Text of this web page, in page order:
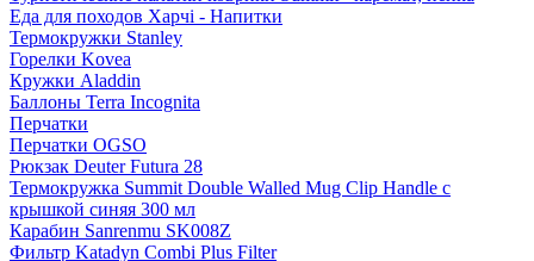
Еда для походов Харчі - Напитки
Термокружки Stanley
Горелки Kovea
Кружки Aladdin
Баллоны Terra Incognita
Перчатки
Перчатки OGSO
Рюкзак Deuter Futura 28
Термокружка Summit Double Walled Mug Clip Handle с
крышкой синяя 300 мл
Карабин Sanrenmu SK008Z
Фильтр Katadyn Combi Plus Filter